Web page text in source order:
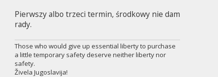
Pierwszy albo trzeci termin, środkowy nie dam
rady.
Those who would give up essential liberty to purchase
a little temporary safety deserve neither liberty nor
safety.
Živela Jugoslavija!